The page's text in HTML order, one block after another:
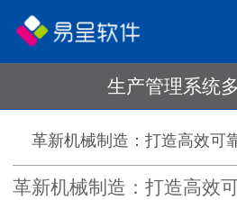
生产管理系统
革新机械制造：打造高效可
革新机械制造：打造高效